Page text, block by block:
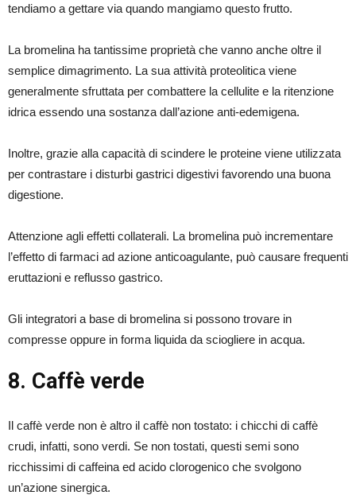
tendiamo a gettare via quando mangiamo questo frutto.
La bromelina ha tantissime proprietà che vanno anche oltre il
semplice dimagrimento. La sua attività proteolitica viene
generalmente sfruttata per combattere la cellulite e la ritenzione
idrica essendo una sostanza dall’azione anti-edemigena.
Inoltre, grazie alla capacità di scindere le proteine viene utilizzata
per contrastare i disturbi gastrici digestivi favorendo una buona
digestione.
Attenzione agli effetti collaterali. La bromelina può incrementare
l’effetto di farmaci ad azione anticoagulante, può causare frequenti
eruttazioni e reflusso gastrico.
Gli integratori a base di bromelina si possono trovare in
compresse oppure in forma liquida da sciogliere in acqua.
8. Caffè verde
Il caffè verde non è altro il caffè non tostato: i chicchi di caffè
crudi, infatti, sono verdi. Se non tostati, questi semi sono
ricchissimi di caffeina ed acido clorogenico che svolgono
un’azione sinergica.